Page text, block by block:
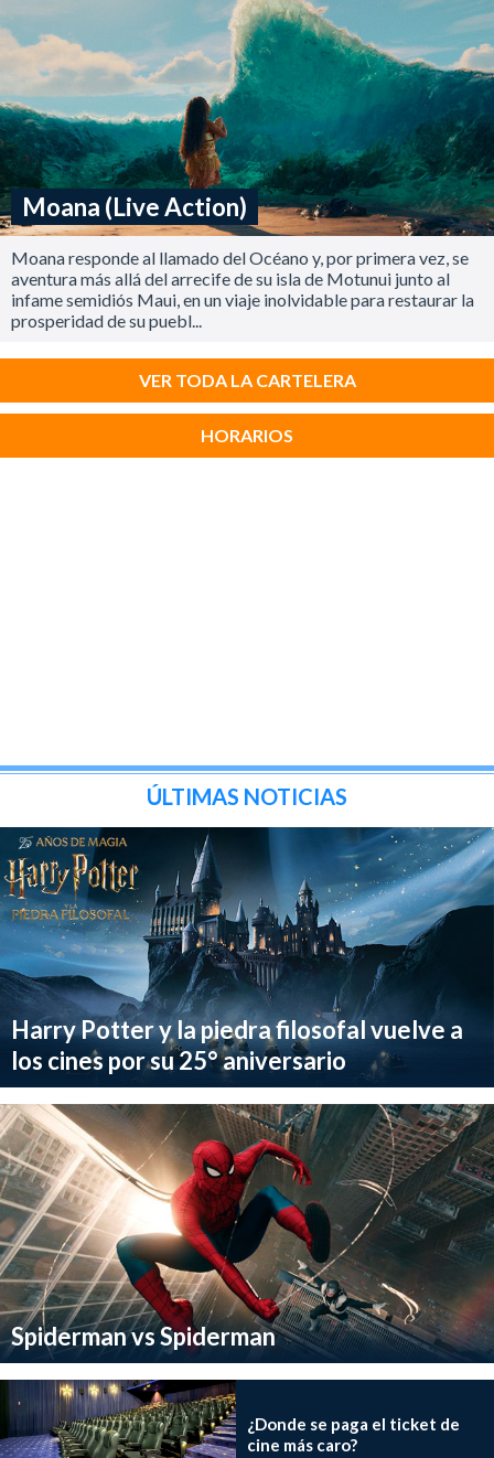
Moana (Live Action)
Moana responde al llamado del Océano y, por primera vez, se
aventura más allá del arrecife de su isla de Motunui junto al
infame semidiós Maui, en un viaje inolvidable para restaurar la
prosperidad de su puebl...
VER TODA LA CARTELERA
HORARIOS
ÚLTIMAS NOTICIAS
Harry Potter y la piedra filosofal vuelve a
los cines por su 25° aniversario
Spiderman vs Spiderman
¿Donde se paga el ticket de
cine más caro?